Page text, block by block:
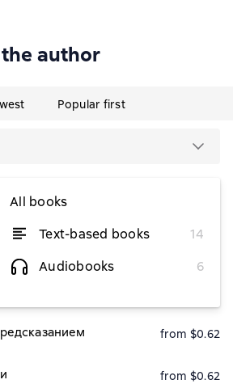
author
Popular first
All books
Text-based books
14
Audiobooks
6
from $0.62
Сборник
from $0.62
from $0.62